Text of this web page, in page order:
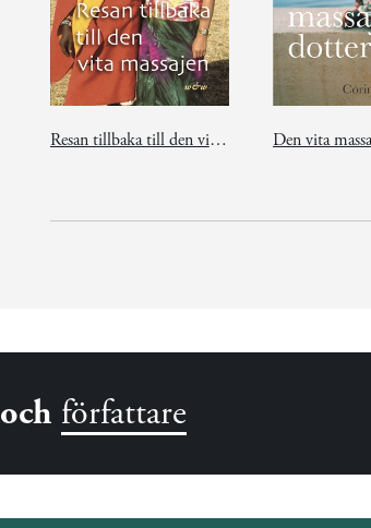
Resan tillbaka till den vita massajen Den vita
och författare